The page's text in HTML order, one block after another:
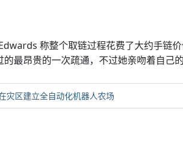
称整个取链过程花费了大约手链
的最昂贵的一次疏通，不过她亲吻着自己
灾区建立全自动化机器人农场